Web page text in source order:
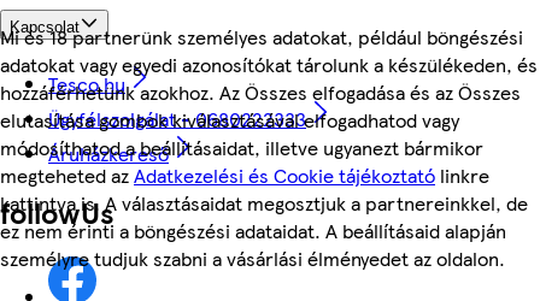
Mi és 18 partnerünk személyes adatokat, például böngészési
adatokat vagy egyedi azonosítókat tárolunk a készülékeden, és
hozzáférhetünk azokhoz. Az Összes elfogadása és az Összes
elutasítása gombok kiválasztásával elfogadhatod vagy
módosíthatod a beállításaidat, illetve ugyanezt bármikor
megteheted azAdatkezelési és Cookie tájékoztató linkre
kattintva is. A választásaidat megosztjuk a partnereinkkel, de
ez nem érinti a böngészési adataidat. A beállításaid alapján
személyre tudjuk szabni a vásárlási élményedet az oldalon.
Kapcsolat
Tesco.hu
Ügyfélszolgálat - 0680222333
Áruházkereső
followUs